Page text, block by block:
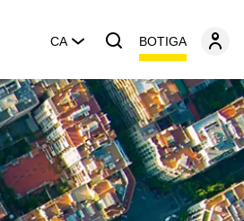
CA BOTIGA